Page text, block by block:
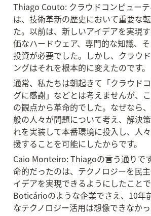
Thiago Couto: クラウドコンピュー
は、技術革新の歴史において重要な
た。以前は、新しいアイデアを実現
価なハードウェア、専門的な知識、
投資が必要でした。しかし、クラウ
ングはそれを根本的に変えたのです。
通常、私たちは朝起きて「クラウド
グに感謝」などとは考えませんが、
の観点から革命的でした。なぜなら
般の人々が問題について考え、解決
れを実装して本番環境に投入し、人
援することを可能にしたからです。
Caio Monteiro: Thiagoの言う通りで
命的だったのは、テクノロジーを民
イデアを実現できるようにしたこと
Boticárioのような企業でさえ、10年
なテクノロジー活用は想像できなかっ